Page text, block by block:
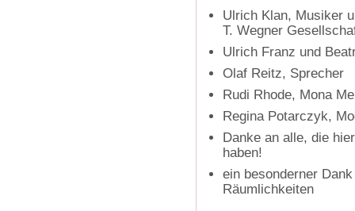
Ulrich Klan, Musiker
T. Wegner
Ulrich Franz und
Olaf Reitz, Sprecher
Rudi Rhode, Mona
Regina Potarczyk,
Danke an alle, die
haben!
ein besonderner
Räumlichkeiten